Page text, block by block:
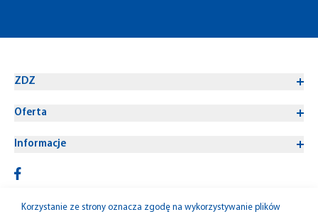
Korzystanie ze strony oznacza zgodę na wykorzystywanie plików
ZDZ
Oferta
Informacje